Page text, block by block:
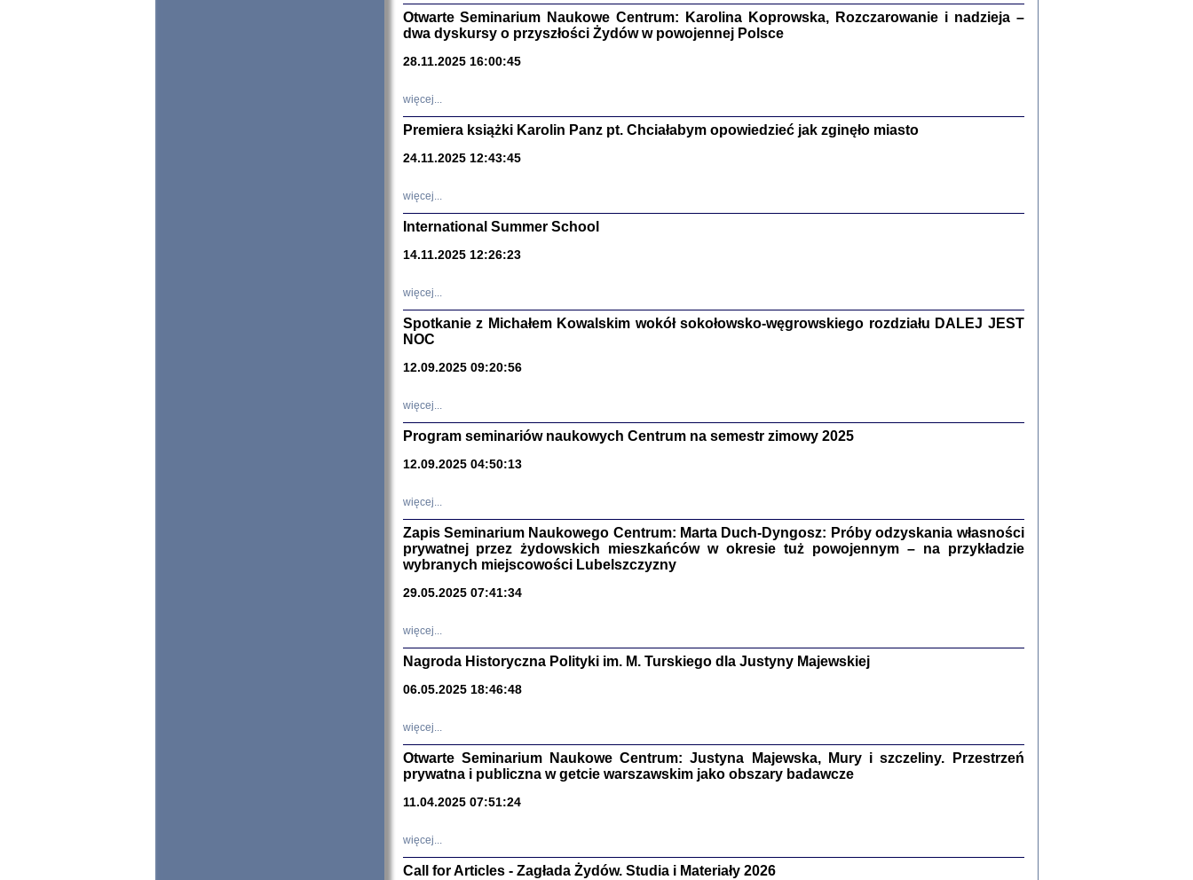
PISZĄCY TE SŁOWA JEST PRACOWNIKIEM
GETTOWEJ INSTYTUCJI ...
'z Dziennika' i inne pisma z łódzkiego getta
Józef Zelkowicz, tłum. z jidysz, oprac. i wstęp. Monika Polit
CZYTAJĄC GAZETĘ NIEMIECKĄ ...
Warszawa 2019
red. i wstęp Barbara Engelking, Jan Grabowski
Stanisław Adler, oprac. i wstępem opatrzyłaMarta Janczewska
Warszawa 2018
Otwarte Seminarium Naukowe Centrum: Karolina Koprowska, Rozczarowanie i nadzieja –
dwa dyskursy o przyszłości Żydów w powojennej Polsce
28.11.2025 16:00:45
więcej...
Premiera książki Karolin Panz pt. Chciałabym opowiedzieć jak zginęło miasto
24.11.2025 12:43:45
więcej...
International Summer School
14.11.2025 12:26:23
więcej...
Spotkanie z Michałem Kowalskim wokół sokołowsko-węgrowskiego rozdziału DALEJ JEST
NOC
12.09.2025 09:20:56
więcej...
Program seminariów naukowych Centrum na semestr zimowy 2025
12.09.2025 04:50:13
więcej...
Zapis Seminarium Naukowego Centrum: Marta Duch-Dyngosz: Próby odzyskania własności
prywatnej przez żydowskich mieszkańców w okresie tuż powojennym – na przykładzie
wybranych miejscowości Lubelszczyzny
29.05.2025 07:41:34
więcej...
Nagroda Historyczna Polityki im. M. Turskiego dla Justyny Majewskiej
06.05.2025 18:46:48
więcej...
Otwarte Seminarium Naukowe Centrum: Justyna Majewska, Mury i szczeliny. Przestrzeń
prywatna i publiczna w getcie warszawskim jako obszary badawcze
11.04.2025 07:51:24
więcej...
Call for Articles - Zagłada Żydów. Studia i Materiały 2026